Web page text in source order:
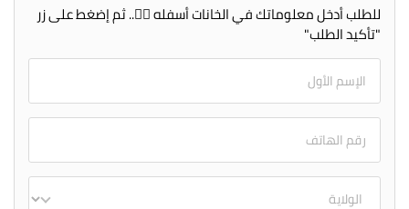
للطلب أدخل معلوماتك في الخانات أسفله 👇🏻.. ثم إضغط على زر
"تأكيد الطلب"